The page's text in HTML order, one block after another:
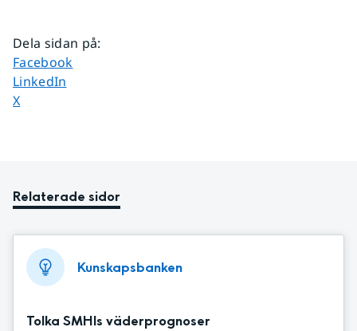
Dela sidan på:
Dela sidan på
Facebook
Dela sidan på
LinkedIn
Dela sidan på
X
Relaterade sidor
Kunskapsbanken
Tolka SMHIs väderprognoser